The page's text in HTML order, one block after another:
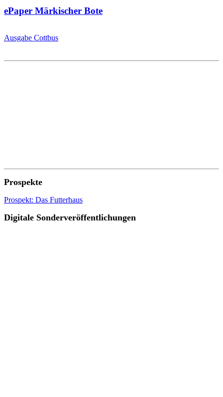
ePaper Märkischer Bote
Ausgabe Cottbus
Prospekte
Prospekt: Das Futterhaus
Digitale Sonderveröffentlichungen